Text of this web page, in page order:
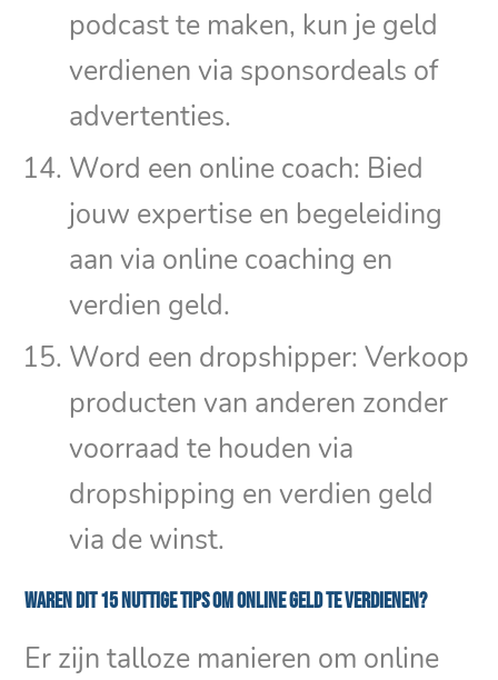
podcast te maken, kun je geld
verdienen via sponsordeals of
advertenties.
Word een online coach: Bied
jouw expertise en begeleiding
aan via online coaching en
verdien geld.
Word een dropshipper: Verkoop
producten van anderen zonder
voorraad te houden via
dropshipping en verdien geld
via de winst.
Waren dit 15 nuttige tips om online geld te verdienen?
Er zijn talloze manieren om online